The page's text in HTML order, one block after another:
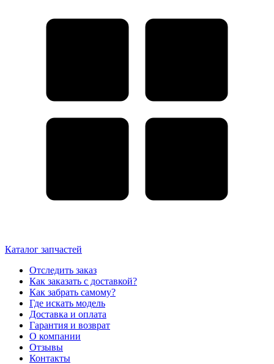
Каталог запчастей
Отследить заказ
Как заказать с доставкой?
Как забрать самому?
Где искать модель
Доставка и оплата
Гарантия и возврат
О компании
Отзывы
Контакты